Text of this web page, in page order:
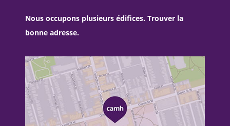
Nous occupons plusieurs édifices. Trouver la
bonne adresse.